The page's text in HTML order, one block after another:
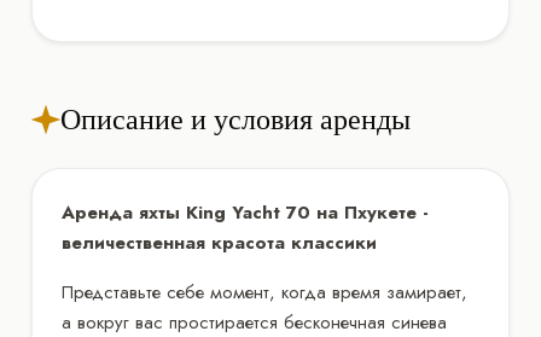
Описание и условия аренды
Аренда яхты King Yacht 70 на Пхукете -
величественная красота классики
Представьте себе момент, когда время замирает,
а вокруг вас простирается бесконечная синева